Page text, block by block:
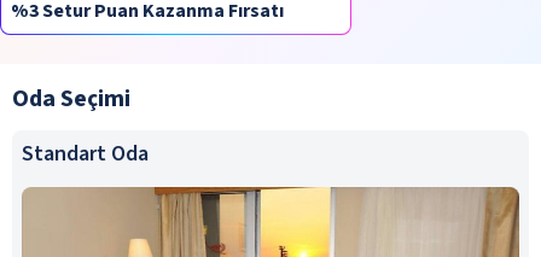
%3 Setur Puan Kazanma Fırsatı
Oda Seçimi
Standart Oda